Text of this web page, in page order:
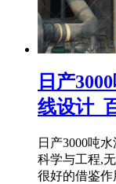
日产
线设计_
日产3000吨
科学与工程,
很好的借鉴作